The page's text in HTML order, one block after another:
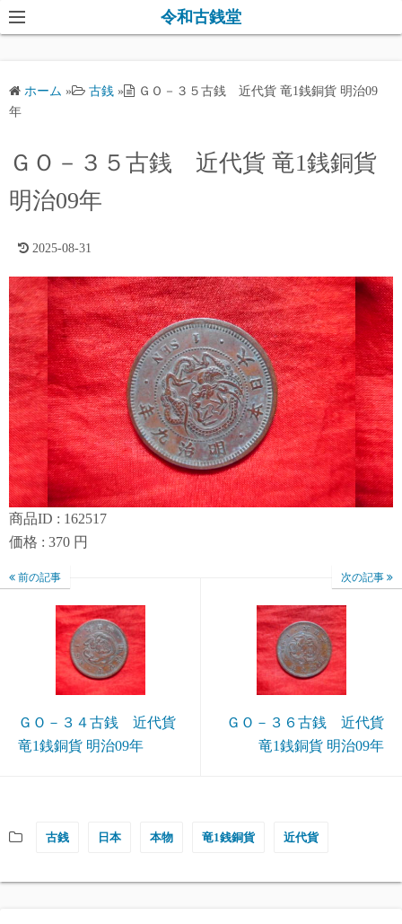
コ
ン
ツ
ッ
令和古銭堂
ホーム » 古銭 »
ＧＯ－３５古銭 近代貨 竜1銭銅貨 明治09
年
ＧＯ－３５古銭 近代貨 竜1銭銅貨
明治09年
2025-08-31
商品ID : 162517
価格 : 370 円
前の記事
ＧＯ－３４古銭 近代貨
竜1銭銅貨 明治09年
次の記事
ＧＯ－３６古銭 近代貨
竜1銭銅貨 明治09年
古銭 日本 本物 竜1銭銅貨 近代貨